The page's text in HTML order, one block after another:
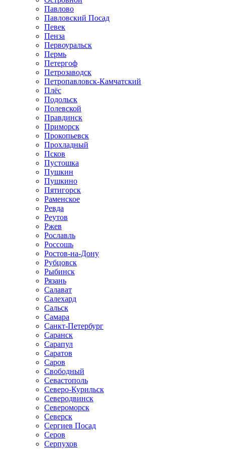
Павлово
Павловский Посад
Певек
Пенза
Первоуральск
Пермь
Петергоф
Петрозаводск
Петропавловск-Камчатский
Плёс
Подольск
Полевской
Правдинск
Приморск
Прокопьевск
Прохладный
Псков
Пустошка
Пушкин
Пушкино
Пятигорск
Раменское
Ревда
Реутов
Ржев
Рославль
Россошь
Ростов-на-Дону
Рубцовск
Рыбинск
Рязань
Салават
Салехард
Сальск
Самара
Санкт-Петербург
Саранск
Сарапул
Саратов
Саров
Свободный
Севастополь
Северо-Курильск
Северодвинск
Североморск
Северск
Сергиев Посад
Серов
Серпухов